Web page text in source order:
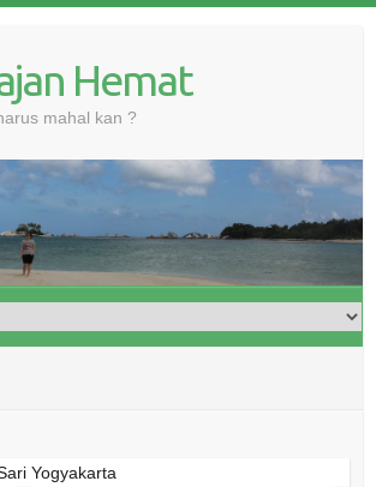
Hemat
mahal kan ?
Yogyakarta